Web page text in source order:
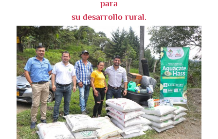
para
su desarrollo rural.